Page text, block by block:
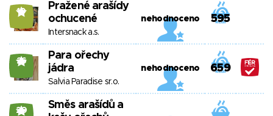
10
Pražené arašídy
ochucené
Intersnack a.s.
nehodnoceno 595
26
Para ořechy
jádra
Salvia Paradise sr.o.
nehodnoceno 659
20
Směs arašídů a